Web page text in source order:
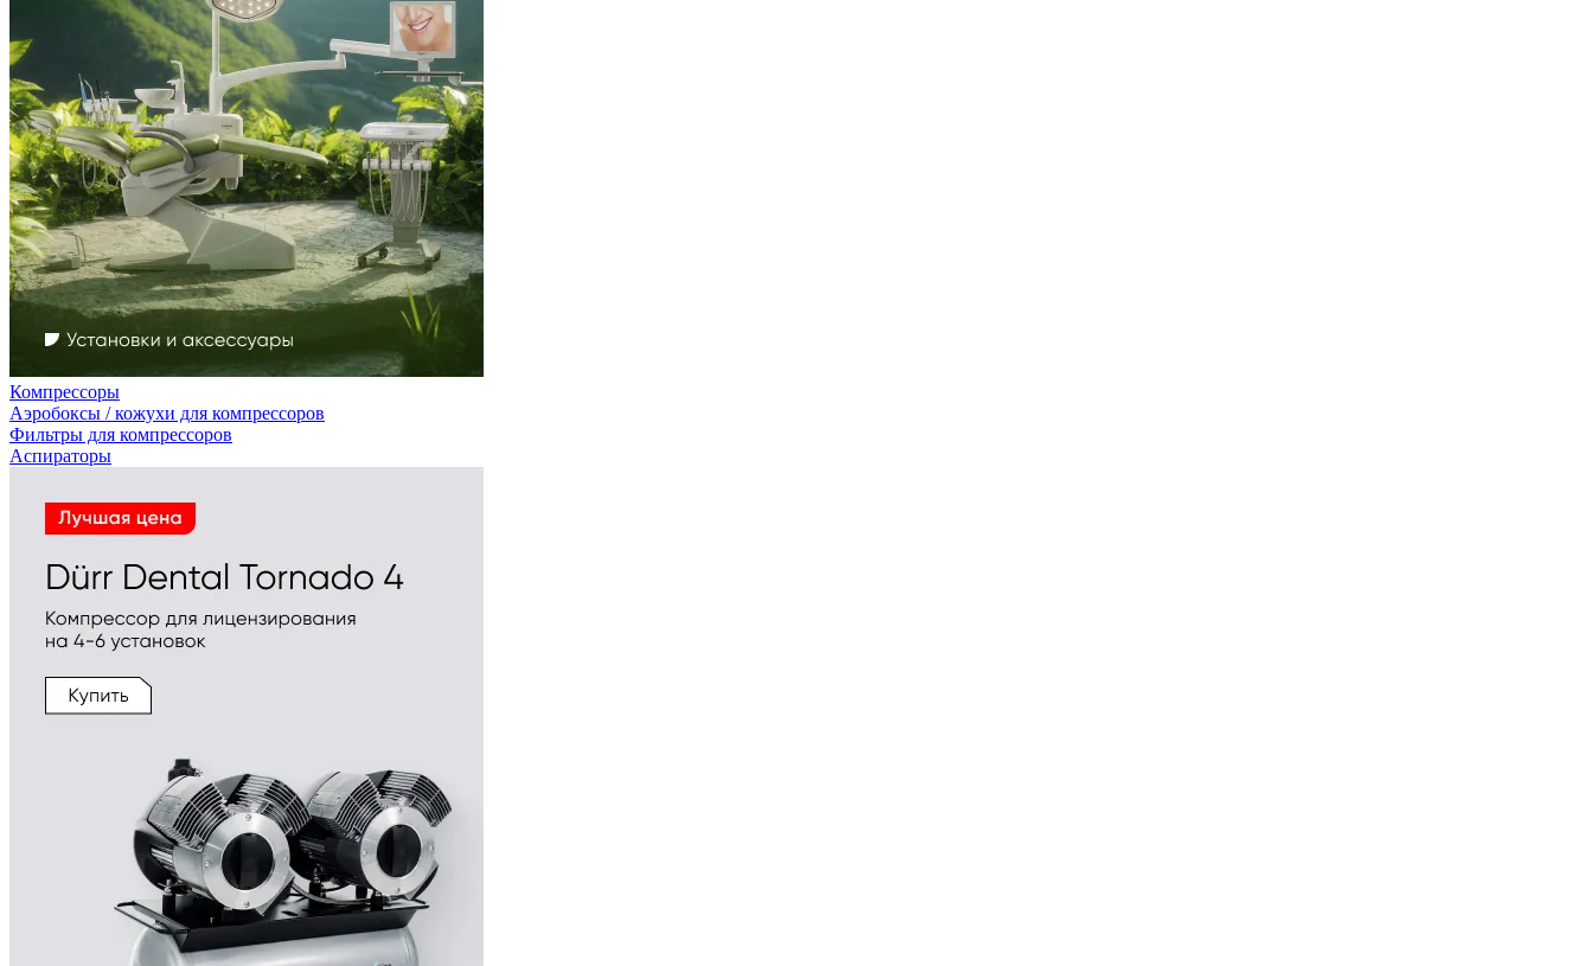
Компрессоры
Аэробоксы / кожухи для компрессоров
Фильтры для компрессоров
Аспираторы